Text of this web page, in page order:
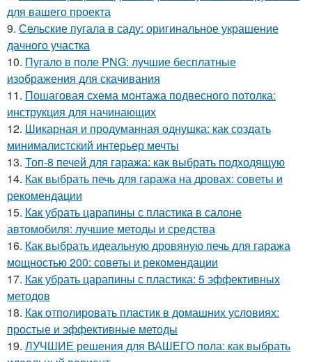
для вашего проекта
9. Сельские пугала в саду: оригинальное украшение
дачного участка
10. Пугало в поле PNG: лучшие бесплатные
изображения для скачивания
11. Пошаговая схема монтажа подвесного потолка:
инструкция для начинающих
12. Шикарная и продуманная однушка: как создать
минималистский интерьер мечты
13. Топ-8 печей для гаража: как выбрать подходящую
14. Как выбрать печь для гаража на дровах: советы и
рекомендации
15. Как убрать царапины с пластика в салоне
автомобиля: лучшие методы и средства
16. Как выбрать идеальную дровяную печь для гаража
мощностью 200: советы и рекомендации
17. Как убрать царапины с пластика: 5 эффективных
методов
18. Как отполировать пластик в домашних условиях:
простые и эффективные методы
19. ЛУЧШИЕ решения для ВАШЕГО пола: как выбрать